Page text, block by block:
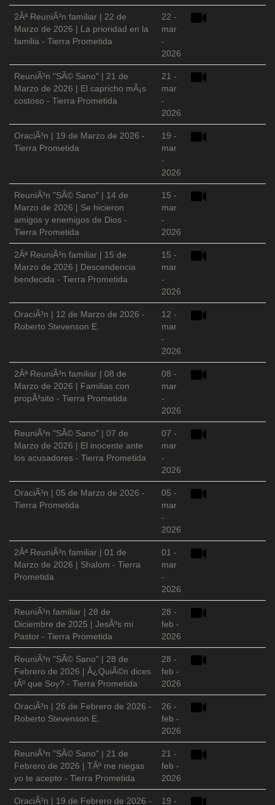
2Âª ReuniÃ³n familiar | 22 de
Marzo de 2026 | La prioridad en la
familia - Tierra Prometida
22 -
mar
-
2026
ReuniÃ³n "SÃ© Sano" | 21 de
Marzo de 2026 | El capricho mÃ¡s
costoso - Tierra Prometida
21 -
mar
-
2026
OraciÃ³n | 19 de Marzo de 2026 -
Tierra Prometida
19 -
mar
-
2026
ReuniÃ³n "SÃ© Sano" | 14 de
Marzo de 2026 | Se hicieron
amigos y enemigos de Dios -
Tierra Prometida
15 -
mar
-
2026
2Âª ReuniÃ³n familiar | 15 de
Marzo de 2026 | Descendencia
bendecida - Tierra Prometida
15 -
mar
-
2026
OraciÃ³n | 12 de Marzo de 2026 -
Roberto Stevenson E.
12 -
mar
-
2026
2Âª ReuniÃ³n familiar | 08 de
Marzo de 2026 | Familias con
propÃ³sito - Tierra Prometida
08 -
mar
-
2026
ReuniÃ³n "SÃ© Sano" | 07 de
Marzo de 2026 | El inocente ante
los acusadores - Tierra Prometida
07 -
mar
-
2026
OraciÃ³n | 05 de Marzo de 2026 -
Tierra Prometida
05 -
mar
-
2026
2Âª ReuniÃ³n familiar | 01 de
Marzo de 2026 | Shalom - Tierra
Prometida
01 -
mar
-
2026
ReuniÃ³n familiar | 28 de
Diciembre de 2025 | JesÃºs mi
Pastor - Tierra Prometida
28 -
feb -
2026
ReuniÃ³n "SÃ© Sano" | 28 de
Febrero de 2026 | Â¿QuiÃ©n dices
tÃº que Soy? - Tierra Prometida
28 -
feb -
2026
OraciÃ³n | 26 de Febrero de 2026 -
Roberto Stevenson E.
26 -
feb -
2026
ReuniÃ³n "SÃ© Sano" | 21 de
Febrero de 2026 | TÃº me niegas
yo te acepto - Tierra Prometida
21 -
feb -
2026
OraciÃ³n | 19 de Febrero de 2026 -
19 -